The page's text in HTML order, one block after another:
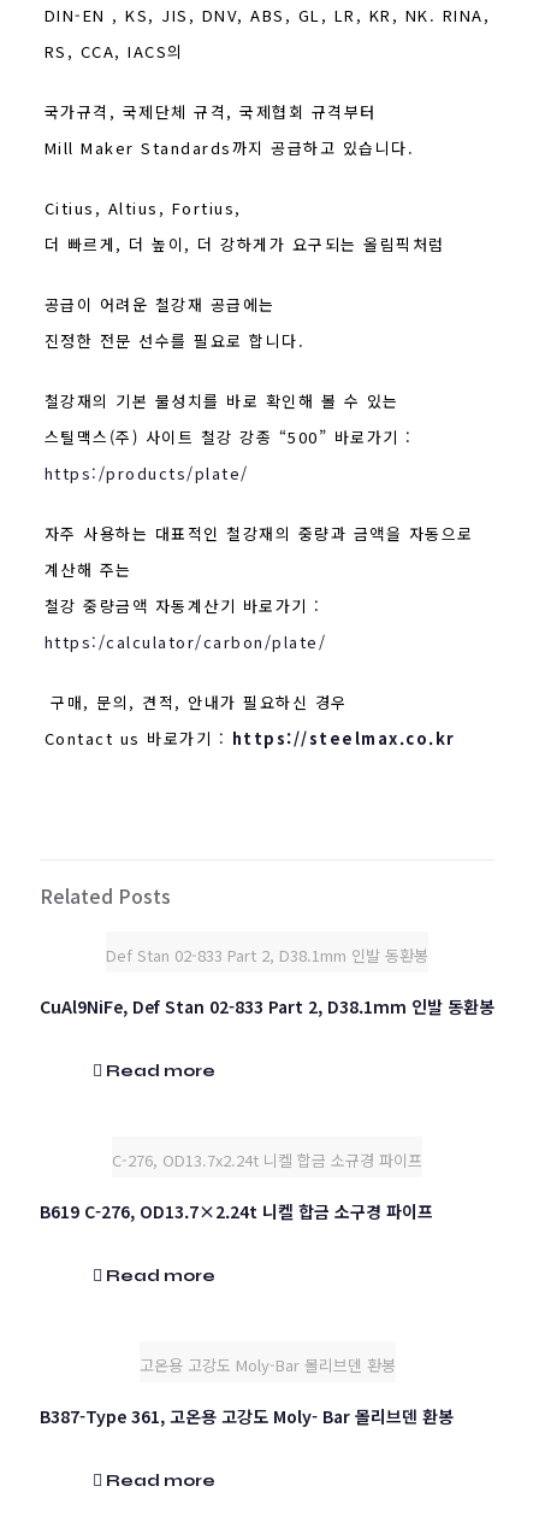
DIN-EN , KS, JIS, DNV, ABS, GL, LR, KR, NK. RINA,
RS, CCA, IACS의
국가규격, 국제단체 규격, 국제협회 규격부터
Mill Maker Standards까지 공급하고 있습니다.
Citius, Altius, Fortius,
더 빠르게, 더 높이, 더 강하게가 요구되는 올림픽처럼
공급이 어려운 철강재 공급에는
진정한 전문 선수를 필요로 합니다.
철강재의 기본 물성치를 바로 확인해 볼 수 있는
스틸맥스(주) 사이트 철강 강종 “500” 바로가기 :
https:/products/plate/
자주 사용하는 대표적인 철강재의 중량과 금액을 자동으로
계산해 주는
철강 중량금액 자동계산기 바로가기 :
https:/calculator/carbon/plate/
구매, 문의, 견적, 안내가 필요하신 경우
Contact us 바로가기 : https://steelmax.co.kr
Related Posts
Def Stan 02-833 Part 2, D38.1mm 인발 동환봉
CuAl9NiFe, Def Stan 02-833 Part 2, D38.1mm 인발 동환봉
Read more
C-276, OD13.7x2.24t 니켈 합금 소규경 파이프
B619 C-276, OD13.7×2.24t 니켈 합금 소구경 파이프
Read more
고온용 고강도 Moly-Bar 몰리브덴 환봉
B387-Type 361, 고온용 고강도 Moly- Bar 몰리브덴 환봉
Read more